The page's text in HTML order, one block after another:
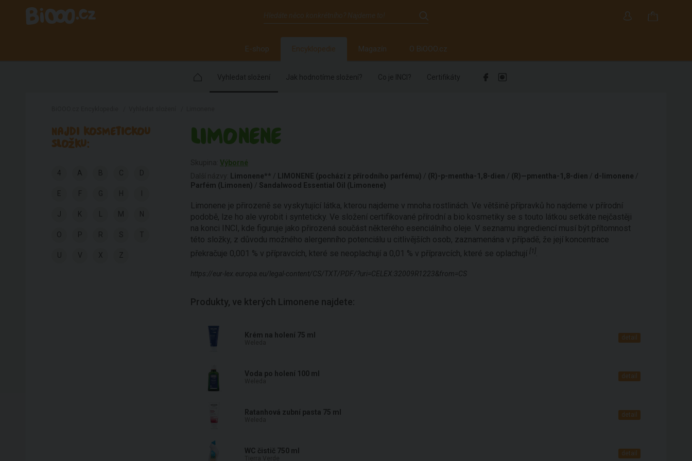
E-shop Encyklopedie Magazín O BiOOO.cz
Vyhledat složení Jak hodnotíme složení? Co je INCI? Certifikáty
NAJDI KOSMETICKOU
SLOŽKU:
4 A B C D
E F G H
J K M N
O P R S T
V X Z
LIMONENE
Výborné
Limonene** / LIMONENE (pochází z přírodního parfému) / (R)-p-mentha-1,8-dien / (R)—pmentha-1,8-dien / d-limonene /
Parfém (Limonen) / Sandalwood Essential Oil (Limonene)
Limonene je přirozeně se vyskytující látka, kterou najdeme v mnoha rostlinách. Ve většině přípravků ho najdeme v přírodní
podobě, lze ho ale vyrobit i synteticky. Ve složení certifikované přírodní a bio kosmetiky se s touto látkou setkáte nejčastěji
na konci INCI, kde figuruje jako přirozená součást některého esenciálního oleje. V seznamu ingrediencí musí být přítomnost
této složky, z důvodu možného alergenního potenciálu u citlivějších osob, zaznamenána v případě, že její koncentrace
překračuje 0,001 % v přípravcích, které se neoplachují a 0,01 % v přípravcích, které se oplachují [1].
https://eur-lex.europa.eu/legal-content/CS/TXT/PDF/?uri=CELEX:32009R1223&from=CS
Produkty, ve kterých Limonene najdete:
Krém na holení 75 ml detail
Voda po holení 100 ml detail
Ratanhová zubní pasta 75 ml detail
WC čistič 750 ml detail